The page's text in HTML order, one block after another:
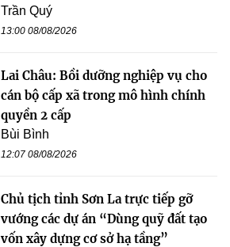
Trần Quý
13:00 08/08/2026
Lai Châu: Bồi dưỡng nghiệp vụ cho
cán bộ cấp xã trong mô hình chính
quyền 2 cấp
Bùi Bình
12:07 08/08/2026
Chủ tịch tỉnh Sơn La trực tiếp gỡ
vướng các dự án “Dùng quỹ đất tạo
vốn xây dựng cơ sở hạ tầng”